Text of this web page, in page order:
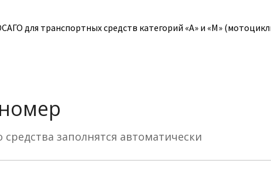
для транспортных средств категорий «A» и «M»